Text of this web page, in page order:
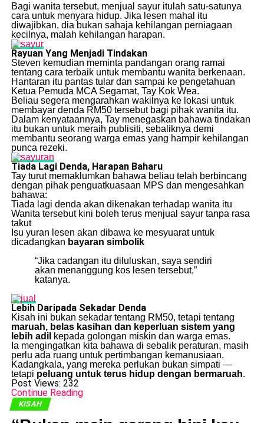
Bagi wanita tersebut, menjual sayur itulah satu-satunya
cara untuk menyara hidup. Jika lesen mahal itu
diwajibkan, dia bukan sahaja kehilangan perniagaan
kecilnya, malah kehilangan harapan.
Rayuan Yang Menjadi Tindakan
Steven kemudian meminta pandangan orang ramai
tentang cara terbaik untuk membantu wanita berkenaan.
Hantaran itu pantas tular dan sampai ke pengetahuan
Ketua Pemuda MCA Segamat, Tay Kok Wea.
Beliau segera mengarahkan wakilnya ke lokasi untuk
membayar denda RM50 tersebut bagi pihak wanita itu.
Dalam kenyataannya, Tay menegaskan bahawa tindakan
itu bukan untuk meraih publisiti, sebaliknya demi
membantu seorang warga emas yang hampir kehilangan
punca rezeki.
Tiada Lagi Denda, Harapan Baharu
Tay turut memaklumkan bahawa beliau telah berbincang
dengan pihak penguatkuasaan MPS dan mengesahkan
bahawa:
Tiada lagi denda akan dikenakan terhadap wanita itu
Wanita tersebut kini boleh terus menjual sayur tanpa rasa
takut
Isu yuran lesen akan dibawa ke mesyuarat untuk
dicadangkan bayaran simbolik
“Jika cadangan itu diluluskan, saya sendiri
akan menanggung kos lesen tersebut,”
katanya.
Lebih Daripada Sekadar Denda
Kisah ini bukan sekadar tentang RM50, tetapi tentang
maruah, belas kasihan dan keperluan sistem yang
lebih adil kepada golongan miskin dan warga emas.
Ia mengingatkan kita bahawa di sebalik peraturan, masih
perlu ada ruang untuk pertimbangan kemanusiaan.
Kadangkala, yang mereka perlukan bukan simpati —
tetapi peluang untuk terus hidup dengan bermaruah.
Post Views: 232
Continue Reading
KISAH